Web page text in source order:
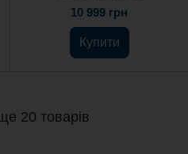
10 999 грн
Купити
20 товарів